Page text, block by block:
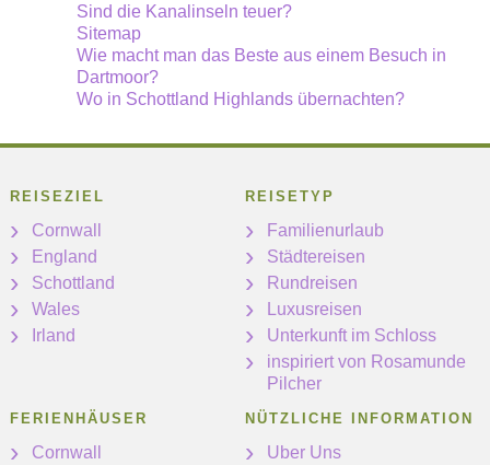
Sind die Kanalinseln teuer?
Sitemap
Wie macht man das Beste aus einem Besuch in
Dartmoor?
Wo in Schottland Highlands übernachten?
REISEZIEL
Cornwall
England
Schottland
Wales
Irland
REISETYP
Familienurlaub
Städtereisen
Rundreisen
Luxusreisen
Unterkunft im Schloss
inspiriert von Rosamunde
Pilcher
FERIENHÄUSER
Cornwall
NÜTZLICHE INFORMATION
Uber Uns